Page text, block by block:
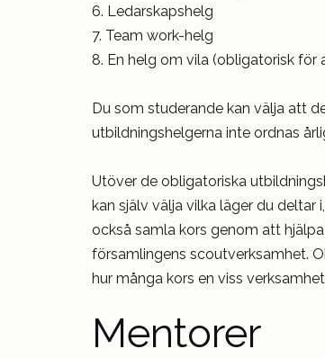
6. Ledarskapshelg
7. Team work-helg
8. En helg om vila (obligatorisk för
Du som studerande kan välja att
utbildningshelgerna inte ordnas
Utöver de obligatoriska
kan själv välja vilka läger du deltar
också samla kors genom att
församlingens scoutverksamhet.
hur många kors en viss verksamhet
Mentorer